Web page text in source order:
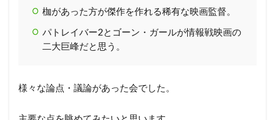
枷があった方が傑作を作れる稀有な映画監督。
パトレイバー2とゴーン・ガールが情報戦映画の
二大巨峰だと思う。
様々な論点・議論があった会でした。